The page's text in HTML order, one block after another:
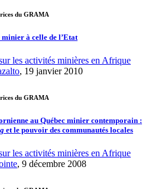
du GRAMA
à celle de l’Etat
les activités minières en Afrique
, 19 janvier 2010
du GRAMA
au Québec minier contemporain :
et le pouvoir des communautés locales
les activités minières en Afrique
, 9 décembre 2008